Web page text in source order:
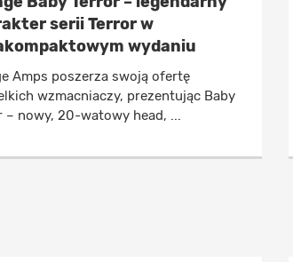
serii Terror w
wydaniu
Amps poszerza swoją ofertę
wzmacniaczy, prezentując Baby
– nowy, 20-watowy head, ...